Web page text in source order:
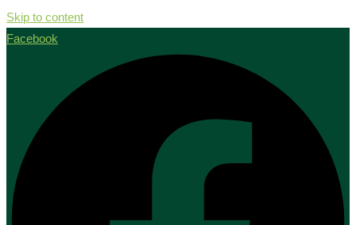
Skip to content
Facebook